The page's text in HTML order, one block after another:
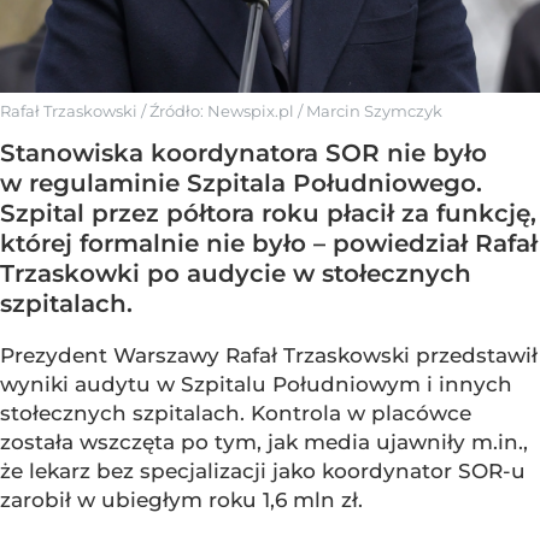
Rafał Trzaskowski / Źródło: Newspix.pl /Marcin Szymczyk
Stanowiska koordynatora SOR nie było
w regulaminie Szpitala Południowego.
Szpital przez półtora roku płacił za funkcję,
której formalnie nie było – powiedział Rafał
Trzaskowki po audycie w stołecznych
szpitalach.
Prezydent Warszawy Rafał Trzaskowski przedstawił
wyniki audytu w Szpitalu Południowym i innych
stołecznych szpitalach. Kontrola w placówce
została wszczęta po tym, jak media ujawniły m.in.,
że lekarz bez specjalizacji jako koordynator SOR-u
zarobił w ubiegłym roku 1,6 mln zł.